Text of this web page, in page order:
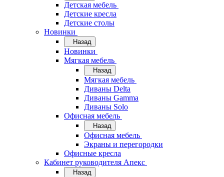
Детская мебель
Детские кресла
Детские столы
Новинки
Назад
Новинки
Мягкая мебель
Назад
Мягкая мебель
Диваны Delta
Диваны Gamma
Диваны Solo
Офисная мебель
Назад
Офисная мебель
Экраны и перегородки
Офисные кресла
Кабинет руководителя Апекс
Назад